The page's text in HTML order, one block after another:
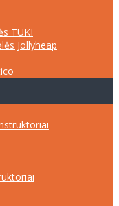
TUKI
Jollyheap